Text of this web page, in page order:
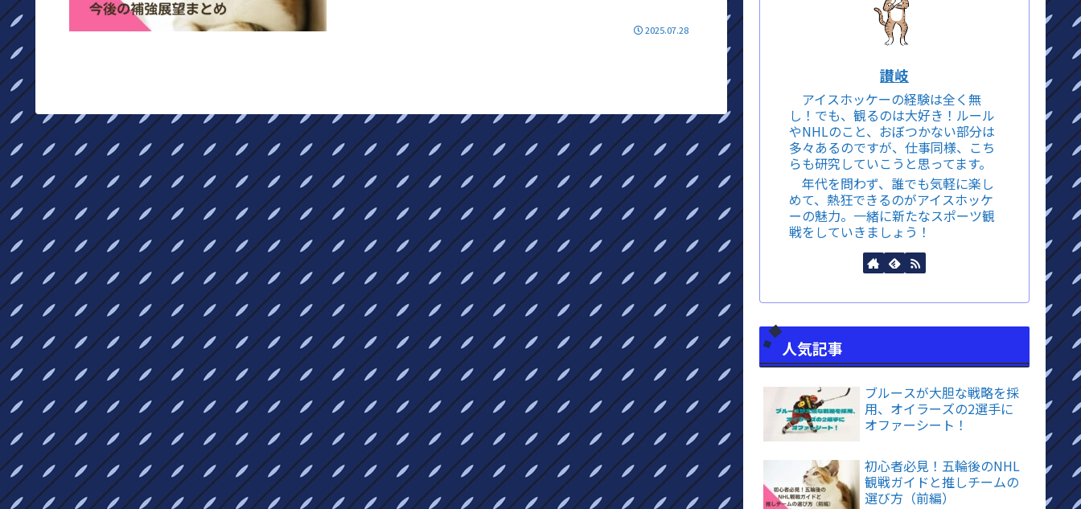
2025.07.28
讃岐
アイスホッケーの経験は全く無
し！でも、観るのは大好き！ルール
やNHLのこと、おぼつかない部分は
多々あるのですが、仕事同様、こち
らも研究していこうと思ってます。
年代を問わず、誰でも気軽に楽し
めて、熱狂できるのがアイスホッケ
ーの魅力。一緒に新たなスポーツ観
戦をしていきましょう！
人気記事
ブルースが大胆な戦略を採
用、オイラーズの2選手に
オファーシート！
初心者必見！五輪後のNHL
観戦ガイドと推しチームの
選び方（前編）